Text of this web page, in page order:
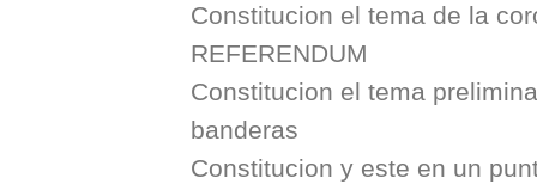
Constitucion el tema de la
REFERENDUM
Constitucion el tema
banderas
Constitucion y este en un